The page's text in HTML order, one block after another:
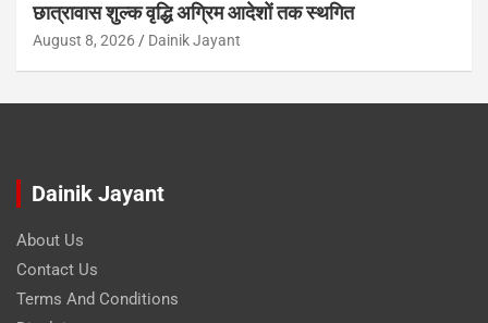
छात्रावास शुल्क वृद्धि अग्रिम आदेशों तक स्थगित
August 8, 2026 Dainik Jayant
Dainik Jayant
About Us
Contact Us
Terms And Conditions